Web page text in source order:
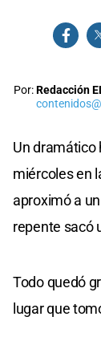
Por:Redacción
Un dramático
miércoles en
aproximó a
repente sacó
Todo quedó
lugar que